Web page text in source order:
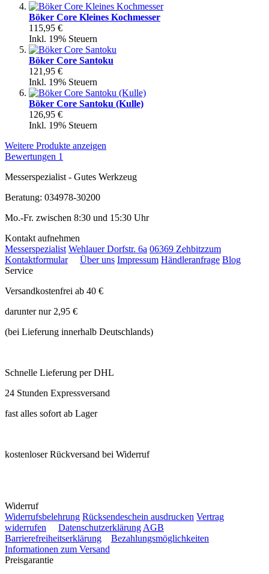
Böker Core Kleines Kochmesser
115,95 €
Inkl. 19% Steuern
Böker Core Santoku
121,95 €
Inkl. 19% Steuern
Böker Core Santoku (Kulle)
126,95 €
Inkl. 19% Steuern
Weitere Produkte anzeigen
Bewertungen 1
Messerspezialist - Gutes Werkzeug
Beratung: 034978-30200
Mo.-Fr. zwischen 8:30 und 15:30 Uhr
Kontakt aufnehmen
Messerspezialist Wehlauer Dorfstr. 6a 06369 Zehbitzzum
Kontaktformular
Über uns Impressum Händleranfrage Blog
Service
Versandkostenfrei ab 40 €
darunter nur 2,95 €
(bei Lieferung innerhalb Deutschlands)
Schnelle Lieferung per DHL
24 Stunden Expressversand
fast alles sofort ab Lager
kostenloser Rückversand bei Widerruf
Widerruf
Widerrufsbelehrung Rücksendeschein ausdrucken Vertrag
widerrufen
Datenschutzerklärung AGB
Barrierefreiheitserklärung
Bezahlungsmöglichkeiten
Informationen zum Versand
Preisgarantie